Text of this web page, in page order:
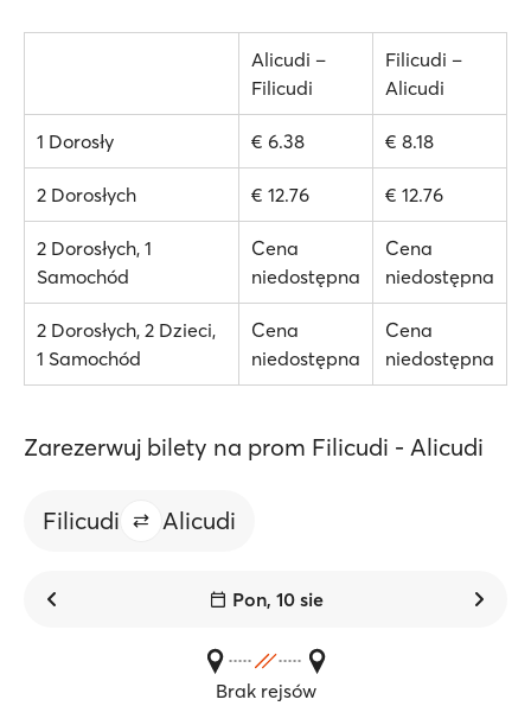
Alicudi –
Filicudi
Filicudi –
Alicudi
1 Dorosły € 6.38 € 8.18
2 Dorosłych € 12.76 € 12.76
2 Dorosłych, 1
Samochód
Cena
niedostępna
Cena
niedostępna
2 Dorosłych, 2 Dzieci,
1 Samochód
Cena
niedostępna
Cena
niedostępna
Zarezerwuj bilety na prom Filicudi - Alicudi
Filicudi Alicudi
Pon, 10 sie
Brak rejsów